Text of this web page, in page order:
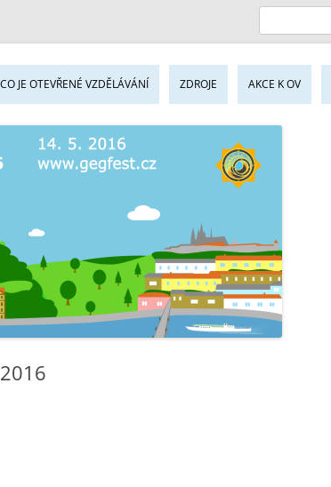
Přejít
webu
CO JE OTEVŘENÉ VZDĚLÁVÁNÍ ZDROJE AKCE K OV